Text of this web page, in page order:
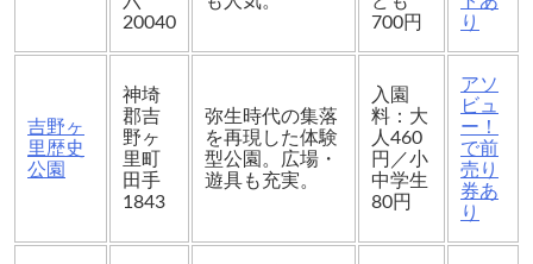
20040
700円
り
吉野ヶ
里歴史
公園
神埼
郡吉
野ヶ
里町
田手
1843
弥生時代の集落
を再現した体験
型公園。広場・
遊具も充実。
入園
料：大
人460
円／小
中学生
80円
アソ
ビュ
ー！
で前
売り
券あ
り